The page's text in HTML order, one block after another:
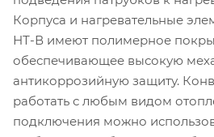
Корпуса и нагревательные
НТ-В имеют полимерное
обеспечивающее высокую
антикоррозийную защиту.
работать с любым видом
подключения можно